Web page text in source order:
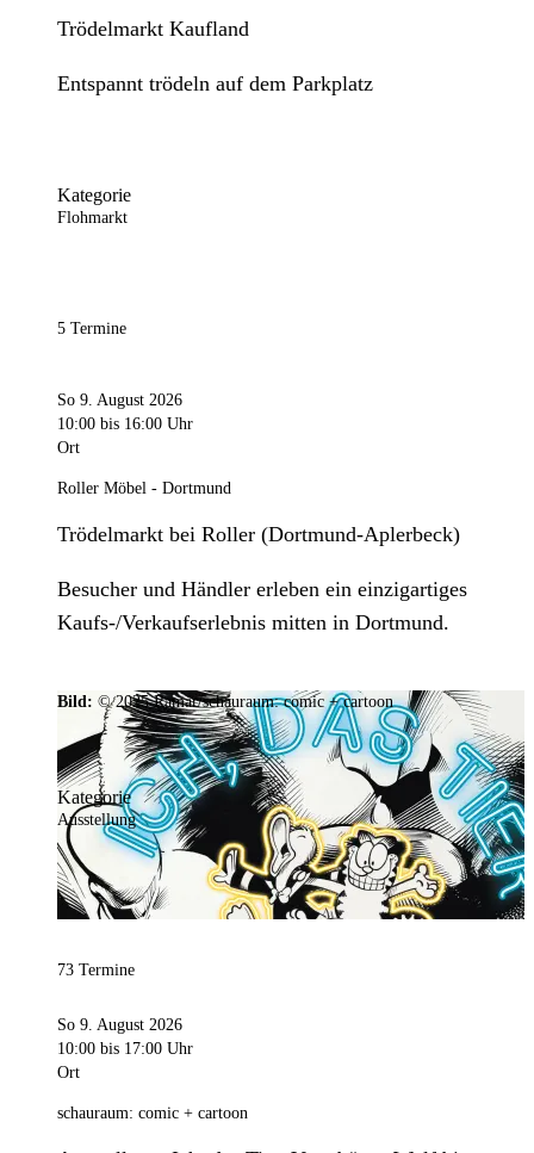
Trödelmarkt Kaufland
Entspannt trödeln auf dem Parkplatz
Kategorie
Flohmarkt
5 Termine
So 9. August 2026
10:00 bis 16:00 Uhr
Ort
Roller Möbel - Dortmund
Trödelmarkt bei Roller (Dortmund-Aplerbeck)
Besucher und Händler erleben ein einzigartiges
Kaufs-/Verkaufserlebnis mitten in Dortmund.
Bild: © 2025 Ramar/schauraum: comic + cartoon
Kategorie
Ausstellung
73 Termine
So 9. August 2026
10:00 bis 17:00 Uhr
Ort
schauraum: comic + cartoon